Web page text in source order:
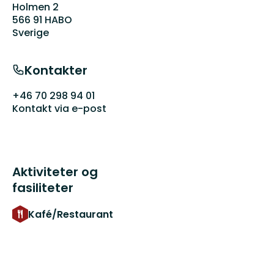
Holmen 2
566 91 HABO
Sverige
Kontakter
+46 70 298 94 01
Kontakt via e-post
Aktiviteter og
fasiliteter
Kafé/Restaurant